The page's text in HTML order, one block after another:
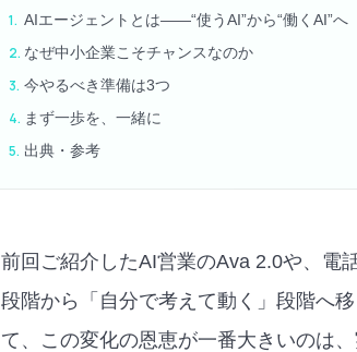
AIエージェントとは——“使うAI”から“働くAI”へ
なぜ中小企業こそチャンスなのか
今やるべき準備は3つ
まず一歩を、一緒に
出典・参考
前回ご紹介したAI営業のAva 2.0や、電
段階から「自分で考えて動く」段階へ
て、この変化の恩恵が一番大きいのは